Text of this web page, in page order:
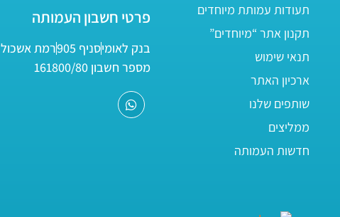
תעודות עמותת מיוחדים
תקנון אתר “מיוחדים”
תנאי שימוש
ארכיון האתר
שותפים שלנו
ממליצים
חדשות העמותה
פרטי חשבון העמותה
בנק לאומיסניף 905
רמת אשכול
מספר חשבון 161800/80